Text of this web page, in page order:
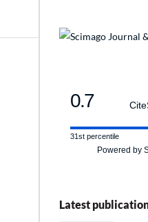
0.7
31st percentile
Powered by
Latest